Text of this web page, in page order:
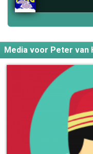
Media voor Peter van